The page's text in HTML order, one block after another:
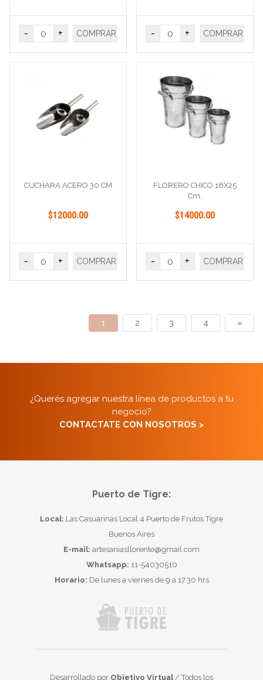
- + COMPRAR - + COMPRAR
CUCHARA ACERO 30 CM
$12000.00
- + COMPRAR
FLORERO CHICO 18X25
Cm.
$14000.00
- + COMPRAR
1 2 3 4 »
¿Querés agregar nuestra línea de productos a tu
negocio?
CONTACTATE CON NOSOTROS >
Puerto de Tigre:
Local: Las Casuarinas Local 4 Puerto de Frutos Tigre
Buenos Aires
E-mail: artesaniasllorente@gmail.com
Whatsapp: 11-54030510
Horario: De lunes a viernes de 9 a 17.30 hrs
Desarrollado por Objetivo Virtual/ Todos los